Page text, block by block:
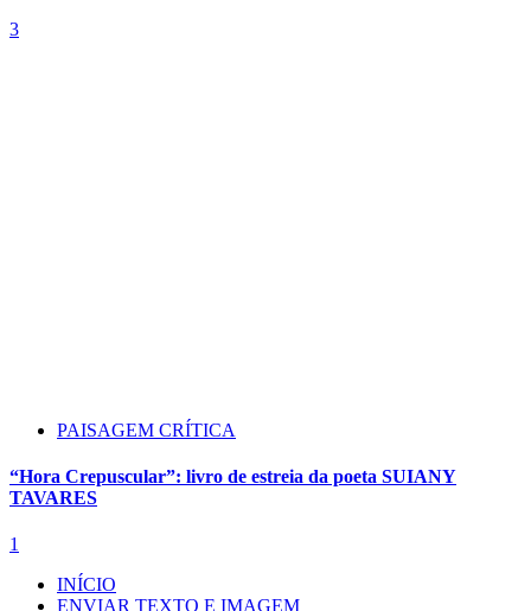
3
PAISAGEM CRÍTICA
“Hora Crepuscular”: livro de estreia da poeta SUIANY
TAVARES
1
INÍCIO
ENVIAR TEXTO E IMAGEM